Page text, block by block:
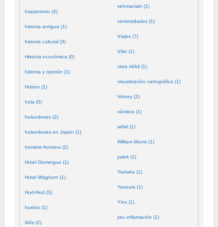
hispanismo (3)
historia antigua (1)
historia cultural (3)
Historia económica (0)
historia y opinión (1)
Hoben (1)
hola (0)
holandeses (2)
holandeses en Japón (1)
hombre-frontera (2)
Hotel Domergue (1)
Hotel Waghorn (1)
Hud-Hud (3)
huidos (1)
Iblís (2)
vehmaniah (1)
ventosidades (1)
Viajes (7)
Vilar (1)
vista débil (1)
visualización cartográfica (1)
Volney (2)
vómitos (1)
wékil (1)
William Morris (1)
yalek (1)
Yamaks (1)
Yavours (1)
Yins (1)
ysu inflamación (1)